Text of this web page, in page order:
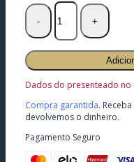
EUCALIPTO
(Eucalyptus
globulus)
|
óleo
essencial
10
ml
quantidade
Dados do presenteado no
Compra garantida.
devolvemos o dinheiro.
Pagamento Seguro